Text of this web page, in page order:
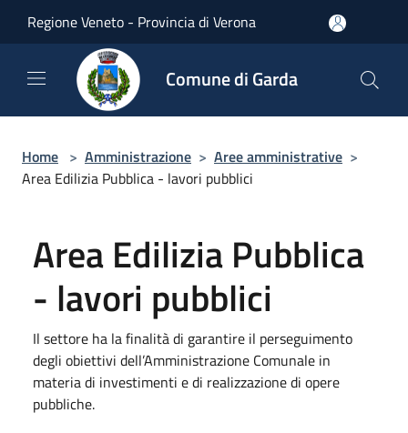
Regione Veneto - Provincia di Verona
Comune di Garda
Home > Amministrazione > Aree amministrative >
Area Edilizia Pubblica - lavori pubblici
Area Edilizia Pubblica
- lavori pubblici
Il settore ha la finalità di garantire il perseguimento
degli obiettivi dell’Amministrazione Comunale in
materia di investimenti e di realizzazione di opere
pubbliche.